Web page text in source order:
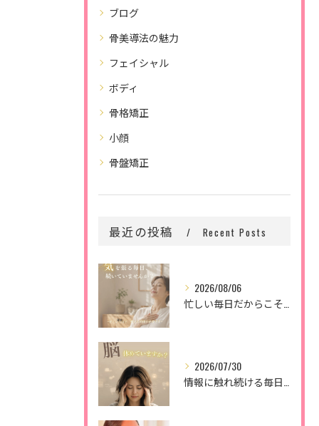
ブログ
骨美導法の魅力
フェイシャル
ボディ
骨格矯正
小顔
骨盤矯正
最近の投稿 Recent Posts
2026/08/06
2026/07/30